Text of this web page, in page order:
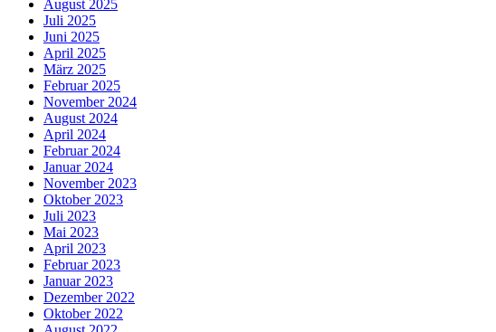
August 2025
Juli 2025
Juni 2025
April 2025
März 2025
Februar 2025
November 2024
August 2024
April 2024
Februar 2024
Januar 2024
November 2023
Oktober 2023
Juli 2023
Mai 2023
April 2023
Februar 2023
Januar 2023
Dezember 2022
Oktober 2022